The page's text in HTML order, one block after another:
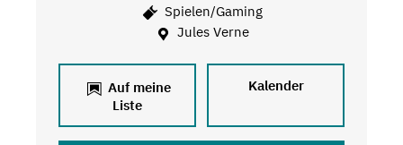
Spielen/Gaming
Jules Verne
Auf meine
Liste
Kalender